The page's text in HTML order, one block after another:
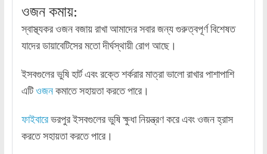
ওজন কমায়:
স্বাস্থ্যকর ওজন বজায় রাখা আমাদের সবার জন্য গুরুত্বপূর্ণ বিশেষত
যাদের ডায়াবেটিসের মতো দীর্ঘস্থায়ী রোগ আছে।
ইসবগুলের ভুষি হার্ট এবং রক্তে শর্করার মাত্রা ভালো রাখার পাশাপাশি
এটিওজনকমাতে সহায়তা করতে পারে।
ফাইবারেভরপুর ইসবগুলের ভুষি ক্ষুধা নিয়ন্ত্রণ করে এবং ওজন হ্রাস
করতে সহায়তা করতে পারে।